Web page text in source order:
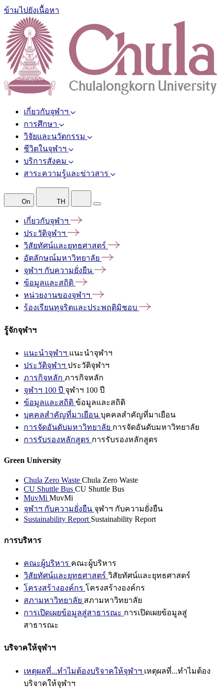
ข้ามไปยังเนื้อหา
เกี่ยวกับจุฬาฯ
การศึกษา
วิจัยและนวัตกรรม
ชีวิตในจุฬาฯ
บริการสังคม
สาระความรู้และข่าวสาร
On TH
เกี่ยวกับจุฬาฯ
ประวัติจุฬาฯ
วิสัยทัศน์และยุทธศาสตร์
อัตลักษณ์มหาวิทยาลัย
จุฬาฯ กับความยั่งยืน
ข้อมูลและสถิติ
หน่วยงานของจุฬาฯ
ร้องเรียนทุจริตและประพฤติมิชอบ
รู้จักจุฬาฯ
แนะนำจุฬาฯ แนะนำจุฬาฯ
ประวัติจุฬาฯ ประวัติจุฬาฯ
ภารกิจหลัก ภารกิจหลัก
จุฬาฯ 100 ปี จุฬาฯ 100 ปี
ข้อมูลและสถิติ ข้อมูลและสถิติ
บุคคลสำคัญที่มาเยือน บุคคลสำคัญที่มาเยือน
การจัดอันดับมหาวิทยาลัย การจัดอันดับมหาวิทยาลัย
การรับรองหลักสูตร การรับรองหลักสูตร
Green University
Chula Zero Waste Chula Zero Waste
CU Shuttle Bus CU Shuttle Bus
MuvMi MuvMi
จุฬาฯ กับความยั่งยืน จุฬาฯ กับความยั่งยืน
Sustainability Report Sustainability Report
การบริหาร
คณะผู้บริหาร คณะผู้บริหาร
วิสัยทัศน์และยุทธศาสตร์ วิสัยทัศน์และยุทธศาสตร์
โครงสร้างองค์กร โครงสร้างองค์กร
สภามหาวิทยาลัย สภามหาวิทยาลัย
การเปิดเผยข้อมูลสู่สาธารณะ การเปิดเผยข้อมูลสู่
สาธารณะ
บริจาคให้จุฬาฯ
เหตุผลที่...ทำไมต้องบริจาคให้จุฬาฯ เหตุผลที่...ทำไมต้อง
บริจาคให้จุฬาฯ